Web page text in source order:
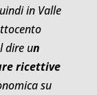
in Valle
dire un
ricettive
su